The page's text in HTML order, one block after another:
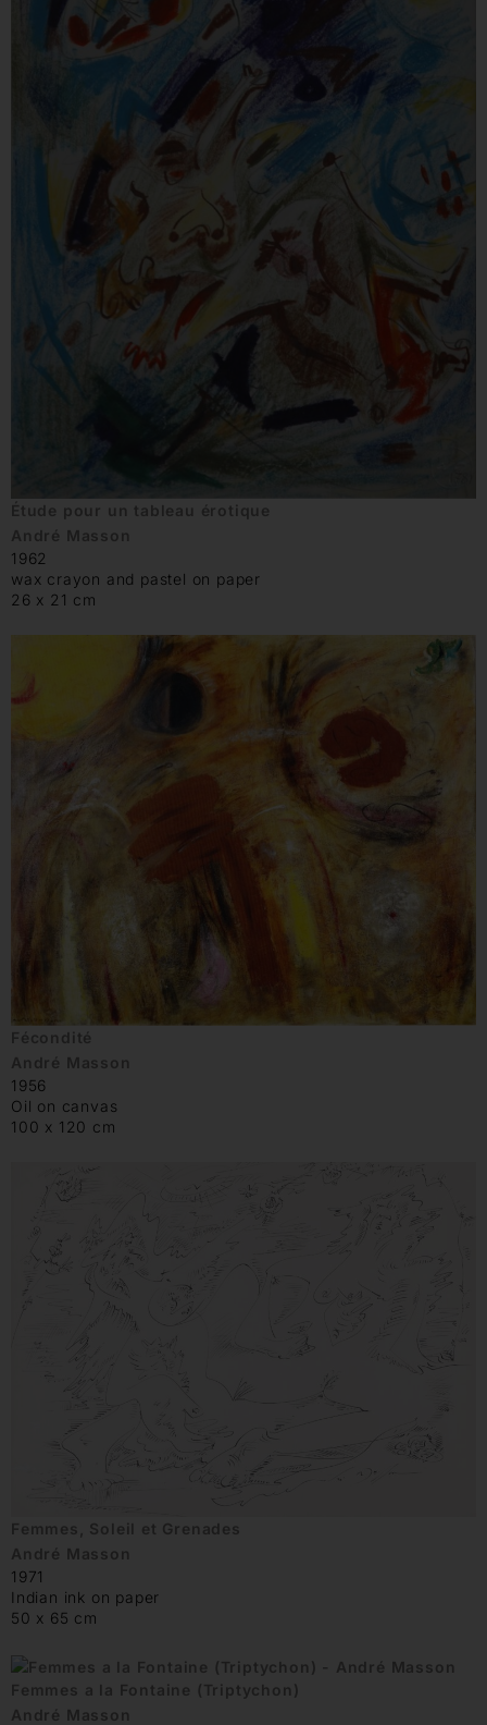
Étude pour un tableau érotique
André Masson
1962
wax crayon and pastel on paper
26 x 21 cm
Fécondité
André Masson
1956
Oil on canvas
100 x 120 cm
Femmes, Soleil et Grenades
André Masson
1971
Indian ink on paper
50 x 65 cm
Femmes a la Fontaine (Triptychon)
André Masson